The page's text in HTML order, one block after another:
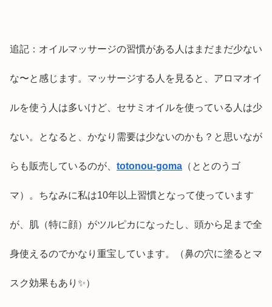
追記：オイルマッサージの習慣がある人はまだまだ少ない
な〜と感じます。マッサージする人を見ると、アロマオイ
ルを使う人は多いけど、セサミオイルを使っている人は少
ない。となると、かなり需要は少ないのかも？と思いなが
らも販売しているのが、 totonou-goma （ととのうゴ
マ）。ちなみに私は10年以上習慣となって使っています
が、肌（特に顔）がツルピカになったし、頭から足まで全
身使えるのでかなり重宝しています。（鼻の穴に塗るとマ
スク効果もあり✨）